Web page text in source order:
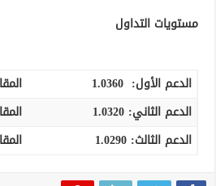
مستويات
الدعم الأول: 1.0360
الدعم الثاني: 1.0320
الدعم الثالث: